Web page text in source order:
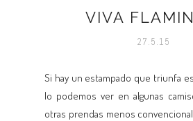
VIVA
27.5.15
Si hay un estampado que triunfa
lo podemos ver en algunas
otras prendas menos